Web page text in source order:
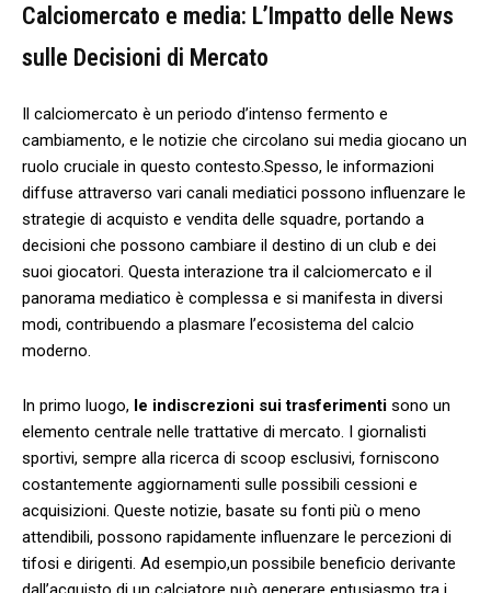
Calciomercato⁢ e media: ⁣L’Impatto delle News‌
sulle‌ Decisioni di Mercato
Il calciomercato è un periodo d’intenso‍ fermento e⁢
cambiamento, e ‌le ‌notizie che circolano ⁤sui media giocano‍ un
ruolo cruciale in ‍questo contesto.Spesso,‌ le ⁤informazioni
diffuse​ attraverso vari⁢ canali mediatici ‌possono influenzare le
strategie di ‍acquisto e⁤ vendita⁣ delle ‌squadre, portando a
decisioni che possono cambiare il destino ‌di un club e dei
suoi giocatori.‍ Questa‌ interazione tra il ⁢calciomercato ⁢e il
panorama mediatico è complessa⁤ e si manifesta in⁣ diversi
modi, contribuendo a plasmare l’ecosistema del calcio
⁤moderno.
In primo luogo, le indiscrezioni sui trasferimenti sono un
elemento centrale nelle trattative di mercato. ⁢I giornalisti
sportivi, sempre alla ricerca di scoop esclusivi,‌ forniscono⁣
costantemente aggiornamenti ‍sulle possibili ​cessioni⁢ e
acquisizioni. ​Queste⁤ notizie, basate su fonti più o meno⁣
attendibili, possono rapidamente⁢ influenzare ⁣le percezioni ⁤di⁢
tifosi‌ e ⁤dirigenti. Ad esempio,un ​possibile beneficio​ derivante